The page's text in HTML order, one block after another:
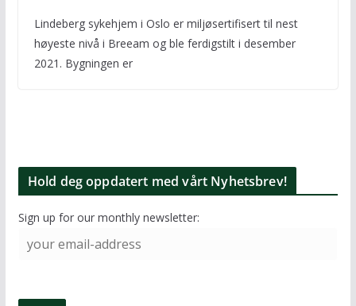
Lindeberg sykehjem i Oslo er miljøsertifisert til nest
høyeste nivå i Breeam og ble ferdigstilt i desember
2021. Bygningen er
Hold deg oppdatert med vårt Nyhetsbrev!
Sign up for our monthly newsletter: